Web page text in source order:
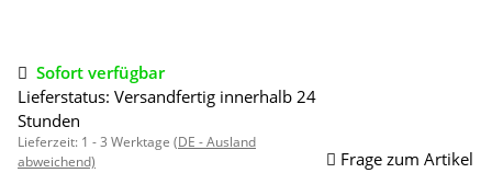
Sofort verfügbar
Lieferstatus: Versandfertig innerhalb 24
Stunden
Lieferzeit: 1 - 3 Werktage (DE - Ausland
abweichend)
Frage zum Artikel